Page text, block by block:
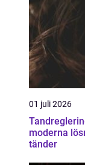
01 juli 2026
moderna
tänder